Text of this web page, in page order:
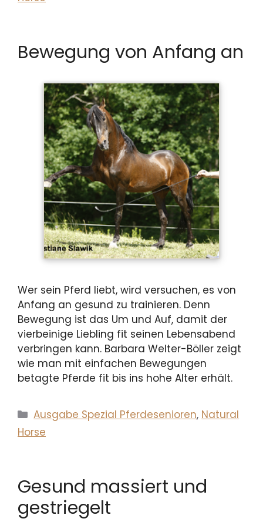
Bewegung von Anfang an
Wer sein Pferd liebt, wird versuchen, es von
Anfang an gesund zu trainieren. Denn
Bewegung ist das Um und Auf, damit der
vierbeinige Liebling fit seinen Lebensabend
verbringen kann. Barbara Welter-Böller zeigt
wie man mit einfachen Bewegungen
betagte Pferde fit bis ins hohe Alter erhält.
Kategorien
Ausgabe Spezial Pferdesenioren, Natural
Horse
Gesund massiert und
gestriegelt